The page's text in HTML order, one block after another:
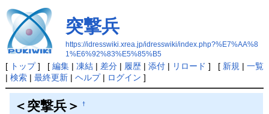
突撃兵
https://idresswiki.xrea.jp/idresswiki/index.php?%E7%AA%8
1%E6%92%83%E5%85%B5
[ トップ] [ 編集| 凍結| 差分| 履歴| 添付| リロード ] [ 新規 | 一覧
| 検索| 最終更新| ヘルプ| ログイン ]
＜突撃兵＞ †